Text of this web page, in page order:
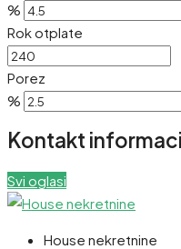
%
Rok otplate
Porez
%
Kontakt
Svi oglasi
House nekretnine